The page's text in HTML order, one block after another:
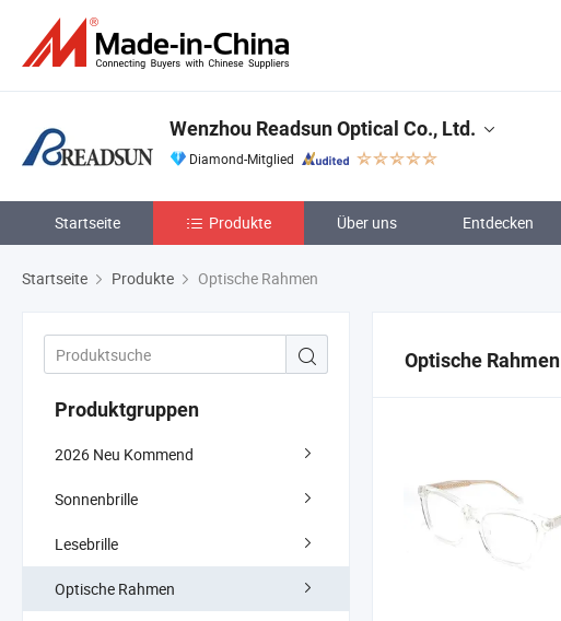
Wenzhou Readsun Optical Co., Ltd.
Diamond-Mitglied
Startseite Produkte Über uns Entdecken
Startseite Produkte Optische Rahmen
Produktgruppen
2026 Neu Kommend
Sonnenbrille
Lesebrille
Optische Rahmen
Optische Rahmen